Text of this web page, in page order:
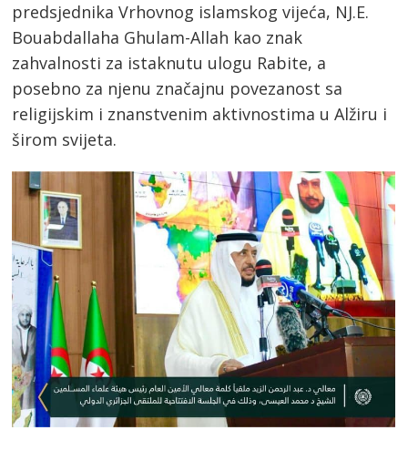
predsjednika Vrhovnog islamskog vijeća, NJ.E.
Bouabdallaha Ghulam-Allah kao znak
zahvalnosti za istaknutu ulogu Rabite, a
posebno za njenu značajnu povezanost sa
religijskim i znanstvenim aktivnostima u Alžiru i
širom svijeta.